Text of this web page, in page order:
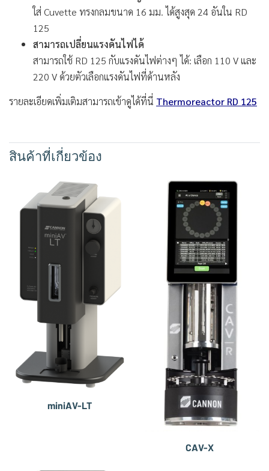
ใส่ Cuvette ทรงกลมขนาด 16 มม. ได้สูงสุด 24 อันใน RD
125
สามารถเปลี่ยนแรงดันไฟได้
สามารถใช้ RD 125 กับแรงดันไฟต่างๆ ได้: เลือก 110 V และ
220 V ด้วยตัวเลือกแรงดันไฟที่ด้านหลัง
รายละเอียดเพิ่มเติมสามารถเข้าดูได้ที่นี่ Thermoreactor RD 125
สินค้าที่เกี่ยวข้อง
miniAV-LT
CAV-X